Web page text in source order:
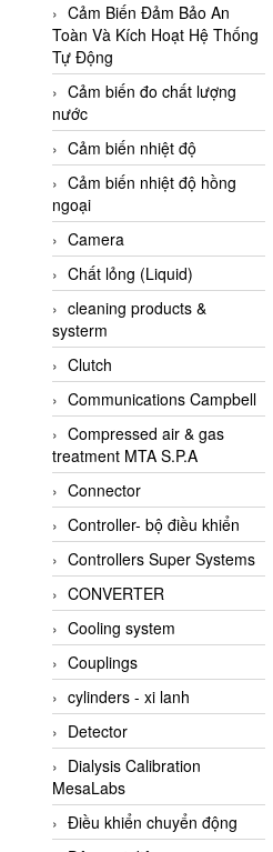
Aira Euro Automation
Airtac Vietnam
Airtec Vietnam
AI-Tek Vietnam
Akerstroms Viet Nam
AKO Armaturen &
Separationstechnik
AKO Armaturen &
Separationstechnik Vietnam
AKUSENSE
ALA OFFICINE SPA
Albrecht-Automatik Viet
Nam
Allen Bradley Vietnam
Alpha Moisture Vietnam
Alpha-Achem Vietnam
Alphino
ALRE-IT Vietnam
Altech
Amarillo Gear
Ametek
AMPTRON Vietnam
AND Vietnam
ANDERSON-NEGELE
ANDILOG Technologies
Vietnam
Cảm Biến Đảm Bảo An
Toàn Và Kích Hoạt Hệ Thống
Tự Động
Cảm biến đo chất lượng
nước
Cảm biến nhiệt độ
Cảm biến nhiệt độ hồng
ngoại
Camera
Chất lỏng (Liquid)
cleaning products &
systerm
Clutch
Communications Campbell
Compressed air & gas
treatment MTA S.P.A
Connector
Controller- bộ điều khiển
Controllers Super Systems
CONVERTER
Cooling system
Couplings
cylinders - xi lanh
Detector
Dialysis Calibration
MesaLabs
Điều khiển chuyển động